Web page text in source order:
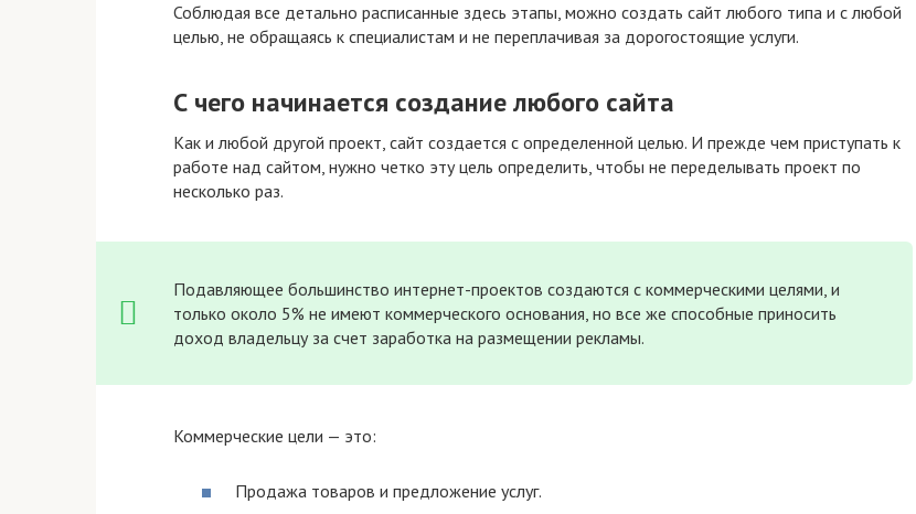
Соблюдая все детально расписанные здесь этапы, можно создать сайт любого типа и с любой
целью, не обращаясь к специалистам и не переплачивая за дорогостоящие услуги.
С чего начинается создание любого сайта
Как и любой другой проект, сайт создается с определенной целью. И прежде чем приступать к
работе над сайтом, нужно четко эту цель определить, чтобы не переделывать проект по
несколько раз.
Подавляющее большинство интернет-проектов создаются с коммерческими целями, и
только около 5% не имеют коммерческого основания, но все же способные приносить
доход владельцу за счет заработка на размещении рекламы.
Коммерческие цели — это:
Продажа товаров и предложение услуг.